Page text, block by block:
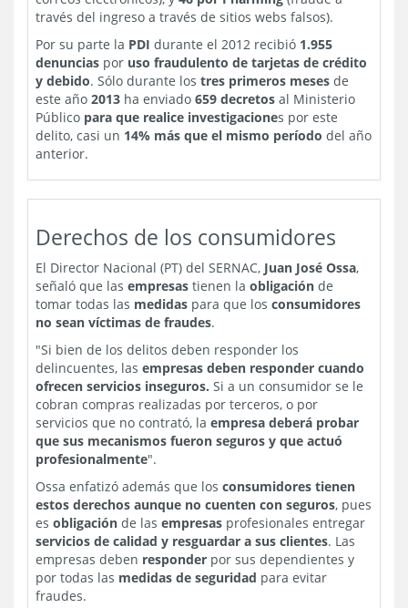
través del ingreso a través de sitios webs falsos).
Por su parte la PDI durante el 2012 recibió 1.955
denuncias por uso fraudulento de tarjetas de crédito
y debido. Sólo durante los tres primeros meses de
este año 2013 ha enviado 659 decretos al Ministerio
Público para que realice investigaciones por este
delito, casi un 14% más que el mismo período del año
anterior.
Derechos de los consumidores
El Director Nacional (PT) del SERNAC, Juan José Ossa,
señaló que las empresas tienen la obligación de
tomar todas las medidas para que los consumidores
no sean víctimas de fraudes.
"Si bien de los delitos deben responder los
delincuentes, las empresas deben responder cuando
ofrecen servicios inseguros. Si a un consumidor se le
cobran compras realizadas por terceros, o por
servicios que no contrató, la empresa deberá probar
que sus mecanismos fueron seguros y que actuó
profesionalmente".
Ossa enfatizó además que los consumidores tienen
estos derechos aunque no cuenten con seguros, pues
es obligación de las empresas profesionales entregar
servicios de calidad y resguardar a sus clientes. Las
empresas deben responder por sus dependientes y
por todas las medidas de seguridad para evitar
fraudes.